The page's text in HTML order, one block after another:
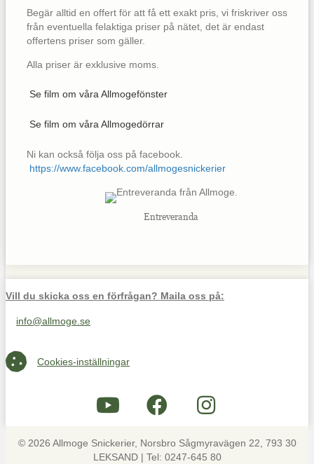
Begär alltid en offert för att få ett exakt pris, vi friskriver oss
från eventuella felaktiga priser på nätet, det är endast
offertens priser som gäller.
Alla priser är exklusive moms.
Se film om våra Allmogefönster
Se film om våra Allmogedörrar
Ni kan också följa oss på facebook.
https://www.facebook.com/allmogesnickerier
Entreveranda
Vill du skicka oss en förfrågan? Maila oss på:
Maila oss på info@allmoge.se
info@allmoge.se
Cookies-inställningar
Cookies-inställningar
© 2026 Allmoge Snickerier, Norsbro Sågmyravägen 22, 793 30
LEKSAND | Tel: 0247-645 80